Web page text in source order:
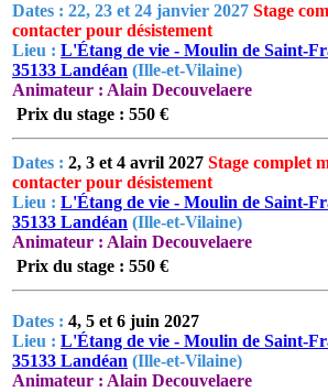
Dates : 22, 23 et 24 janvier 2027 Stage
contacter pour désistement
Lieu : L'Étang de vie - Moulin de Saint-
35133 Landéan (Ille-et-Vilaine)
Animateur : Alain Decouvelaere
Prix du stage : 550 €
Dates : 2, 3 et 4 avril 2027 Stage complet
contacter pour désistement
Lieu : L'Étang de vie - Moulin de Saint-
35133 Landéan (Ille-et-Vilaine)
Animateur : Alain Decouvelaere
Prix du stage : 550 €
Dates : 4, 5 et 6 juin 2027
Lieu : L'Étang de vie - Moulin de Saint-
35133 Landéan (Ille-et-Vilaine)
Animateur : Alain Decouvelaere